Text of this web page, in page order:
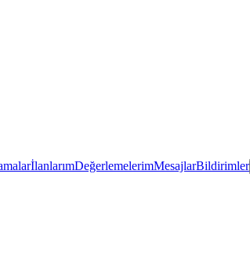
İlanlarımDeğerlemelerimMesajlarBildirimler